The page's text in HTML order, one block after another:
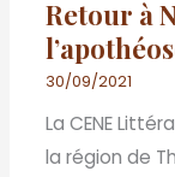
Retour à
30/09/2021
La CENE
la région de